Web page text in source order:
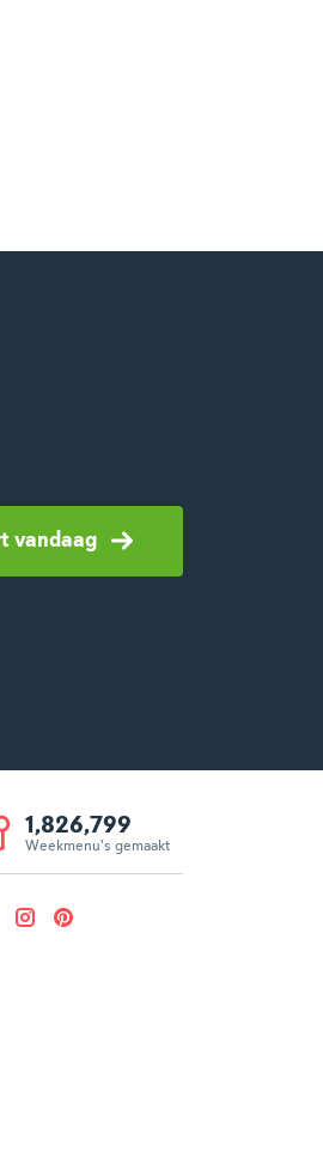
vandaag
1,826,799
Weekmenu's gemaakt